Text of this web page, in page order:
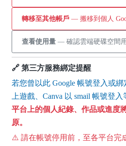
轉移至其他帳戶 — 搬移到個人
查看使用量 — 確認雲端硬碟空間
🔗 第三方服務綁定提醒
若您曾以此 Google 帳號登入或
上遊戲、Canva 以 smail 帳號登
平台上的個人紀錄、作品或進度
原。
⚠️ 請在帳號停用前，至各平台完